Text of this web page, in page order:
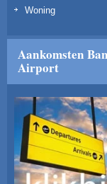
Woning
Aankomsten
Airport